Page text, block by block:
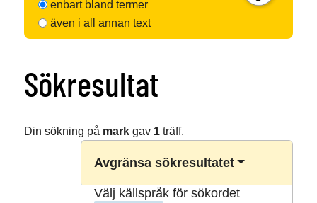
enbart bland termer
även i all annan text
Sökresultat
Din sökning på markgav 1träff.
Avgränsa sökresultatet
Välj källspråk för sökordet